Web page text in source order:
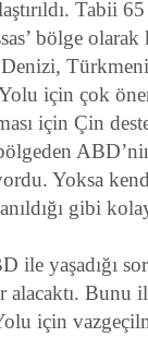
Tabii
bölge
için çok
için Çin
Yoksa
gibi
yaşadığı
alacaktı. Bunu
için